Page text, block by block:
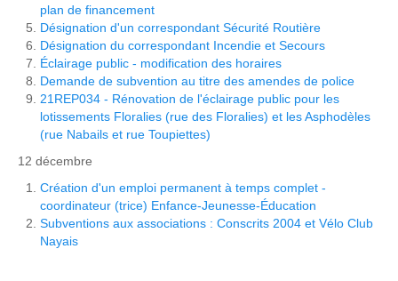
plan de financement
Désignation d'un correspondant Sécurité Routière
Désignation du correspondant Incendie et Secours
Éclairage public - modification des horaires
Demande de subvention au titre des amendes de police
21REP034 - Rénovation de l'éclairage public pour les
lotissements Floralies (rue des Floralies) et les Asphodèles
(rue Nabails et rue Toupiettes)
12 décembre
Création d'un emploi permanent à temps complet -
coordinateur (trice) Enfance-Jeunesse-Éducation
Subventions aux associations : Conscrits 2004 et Vélo Club
Nayais